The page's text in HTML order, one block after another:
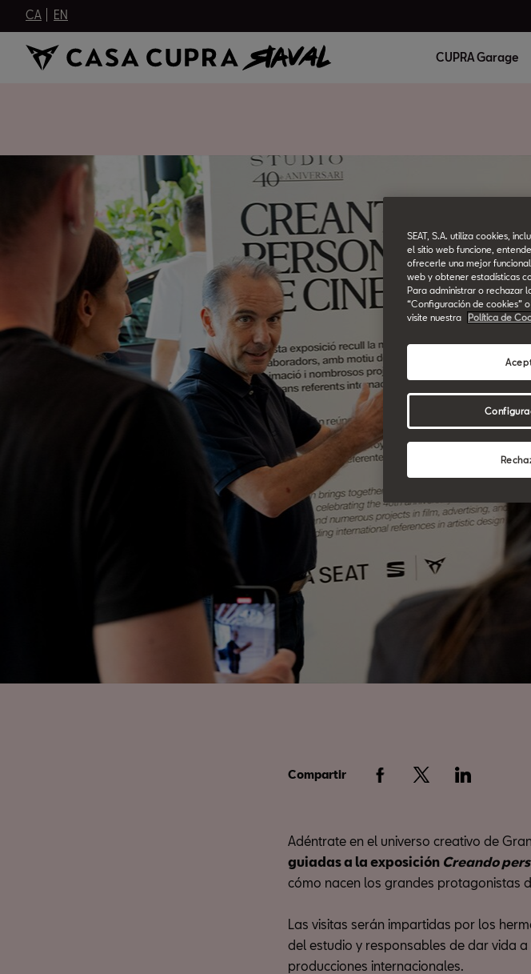
CA EN
CUPRA Garage
Compartir
Adéntrate en el universo creativo de
guiadas a la exposición Creando
cómo nacen los grandes protagonistas
Las visitas serán impartidas por los
del estudio y responsables de dar vida
producciones internacionales.
SEAT, S.A. utiliza cookies,
el sitio web funcione,
ofrecerle una mejor
web y obtener estadísticas
Para administrar o rechazar
“Configuración de cookies”
visite nuestra
Política de